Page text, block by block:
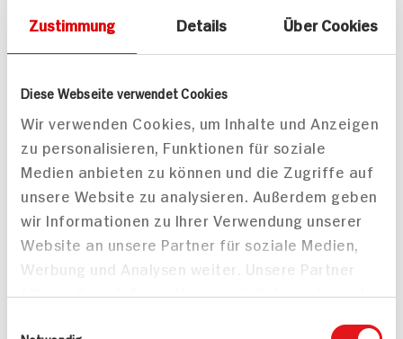
Zustimmung Details Über Cookies
Diese Webseite verwendet Cookies
Wir verwenden Cookies, um Inhalte und Anzeigen
zu personalisieren, Funktionen für soziale
Medien anbieten zu können und die Zugriffe auf
unsere Website zu analysieren. Außerdem geben
wir Informationen zu Ihrer Verwendung unserer
Website an unsere Partner für soziale Medien,
Werbung und Analysen weiter. Unsere Partner
führen diese Informationen möglicherweise mit
30 min